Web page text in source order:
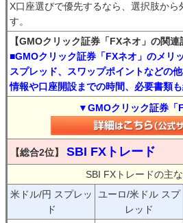
X口座選びで優先するなら、選択肢から
す。
【GMOクリック証券「FXネオ」の関連
■GMOクリック証券「FXネオ」のメリ
スプレッド、スワップポイントなどの
情報や口座開設までの時間、必要書類も
▼GMOクリック証券「
【総合2位】 SBI FXトレード
SBI FXトレードの主
米ドル/円 スプレッ
ド
ユーロ/米ドル スプ
レッド